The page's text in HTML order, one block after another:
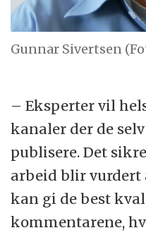
Gunnar Sivertsen
– Eksperter vil
kanaler der de
publisere. Det
arbeid blir vurdert
kan gi de best
kommentarene,